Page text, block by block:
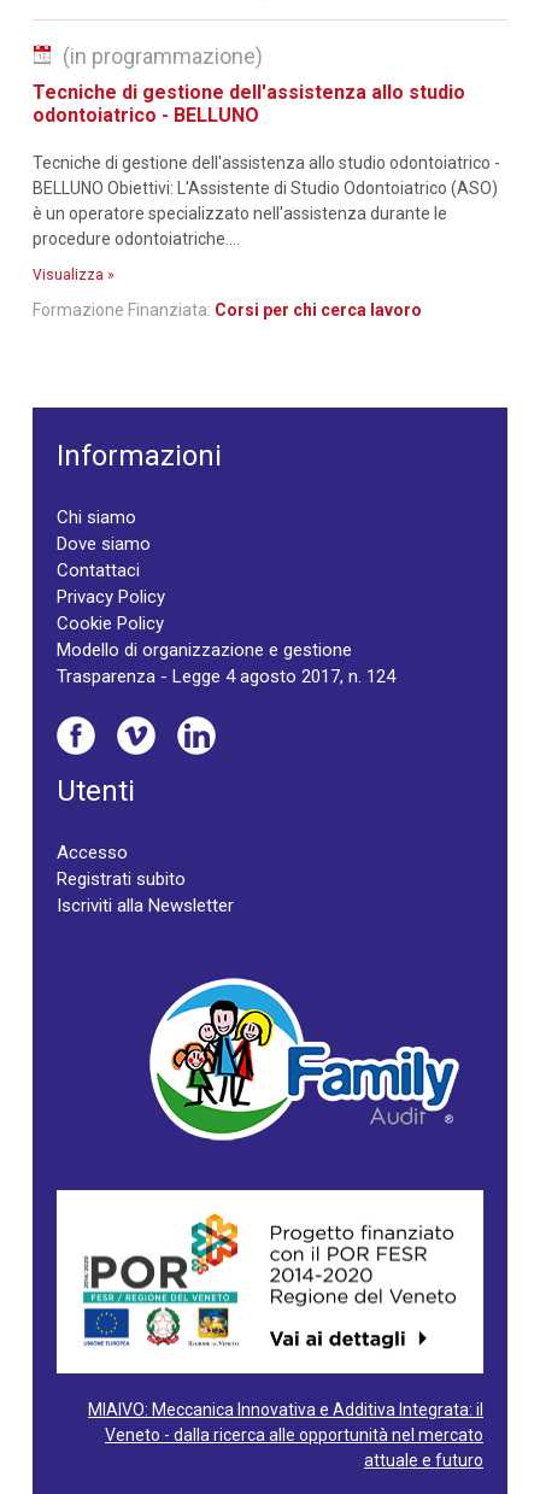
Tecniche di gestione dell'assistenza allo studio
odontoiatrico - BELLUNO
Tecniche di gestione dell'assistenza allo studio odontoiatrico -
BELLUNO Obiettivi: L'Assistente di Studio Odontoiatrico (ASO)
è un operatore specializzato nell'assistenza durante le
procedure odontoiatriche....
Visualizza »
Formazione Finanziata: Corsi per chi cerca lavoro
(in programmazione)
Informazioni
Chi siamo
Dove siamo
Contattaci
Privacy Policy
Cookie Policy
Modello di organizzazione e gestione
Trasparenza - Legge 4 agosto 2017, n. 124
Utenti
Accesso
Registrati subito
Iscriviti alla Newsletter
MIAIVO: Meccanica Innovativa e Additiva Integrata: il
Veneto - dalla ricerca alle opportunità nel mercato
attuale e futuro